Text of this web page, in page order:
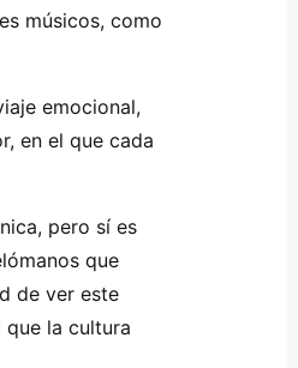
músicos, como
emocional,
en el que cada
pero sí es
que
de ver este
la cultura